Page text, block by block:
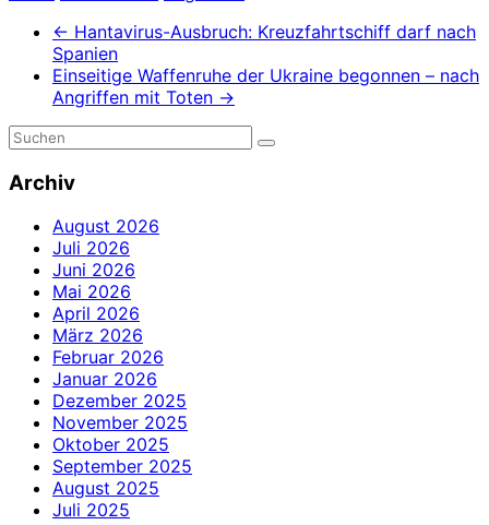
← Hantavirus-Ausbruch: Kreuzfahrtschiff darf nach
Spanien
Einseitige Waffenruhe der Ukraine begonnen – nach
Angriffen mit Toten →
Archiv
August 2026
Juli 2026
Juni 2026
Mai 2026
April 2026
März 2026
Februar 2026
Januar 2026
Dezember 2025
November 2025
Oktober 2025
September 2025
August 2025
Juli 2025